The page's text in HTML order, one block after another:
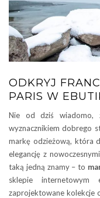
ODKRYJ
PARIS W
Nie od dziś
wyznacznikiem dobrego
markę odzieżową, która
elegancję z
taką jedną znamy – to
sklepie internetowym
zaprojektowane kolekcje